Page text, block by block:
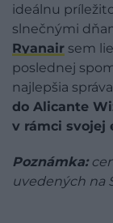
ideálnu
slnečnými
Ryanair sem
poslednej
najlepšia
do Alicante
v rámci svojej
Poznámka:
uvedených na